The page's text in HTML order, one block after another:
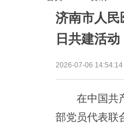
济南市人民
日共建活动
2026-07-06 14:54:14
在中国共产
部党员代表联